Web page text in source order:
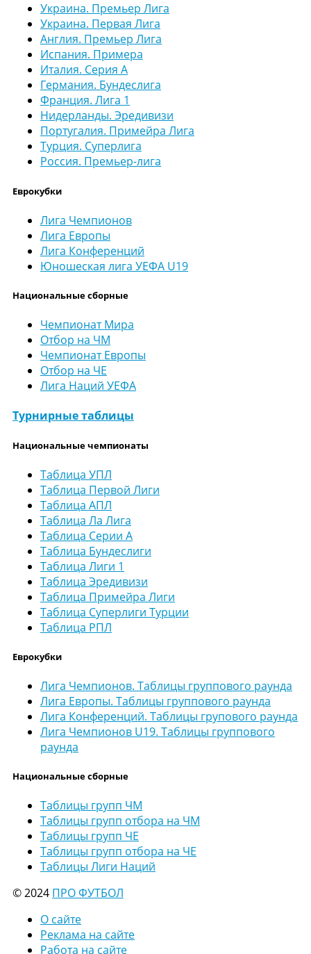
Украина. Премьер Лига
Украина. Первая Лига
Англия. Премьер Лига
Испания. Примера
Италия. Серия А
Германия. Бундеслига
Франция. Лига 1
Нидерланды. Эредивизи
Португалия. Примейра Лига
Турция. Суперлига
Россия. Премьер-лига
Еврокубки
Лига Чемпионов
Лига Европы
Лига Конференций
Юношеская лига УЕФА U19
Национальные сборные
Чемпионат Мира
Отбор на ЧМ
Чемпионат Европы
Отбор на ЧЕ
Лига Наций УЕФА
Турнирные таблицы
Национальные чемпионаты
Таблица УПЛ
Таблица Первой Лиги
Таблица АПЛ
Таблица Ла Лига
Таблица Серии А
Таблица Бундеслиги
Таблица Лиги 1
Таблица Эредивизи
Таблица Примейра Лиги
Таблица Суперлиги Турции
Таблица РПЛ
Еврокубки
Лига Чемпионов. Таблицы группового раунда
Лига Европы. Таблицы группового раунда
Лига Конференций. Таблицы групового раунда
Лига Чемпионов U19. Таблицы группового
раунда
Национальные сборные
Таблицы групп ЧМ
Таблицы групп отбора на ЧМ
Таблицы групп ЧЕ
Таблицы групп отбора на ЧЕ
Таблицы Лиги Наций
© 2024 ПРО ФУТБОЛ
О сайте
Реклама на сайте
Работа на сайте